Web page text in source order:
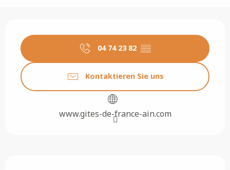
04 74 23 82 ▒▒
Kontaktieren Sie uns
www.gites-de-france-ain.com